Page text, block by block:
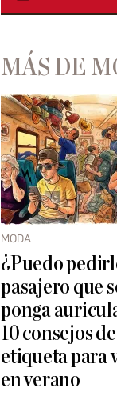
MÁS DE
MODA
¿Puedo
pasajero que
ponga
10 consejos de
etiqueta para
en verano